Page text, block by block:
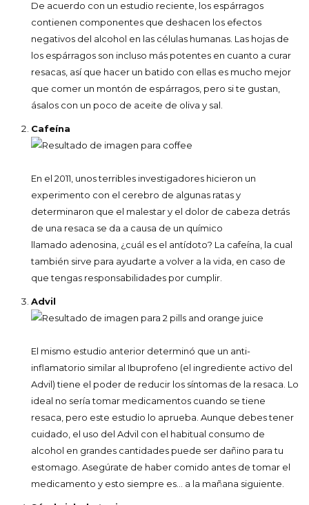
De acuerdo con un estudio reciente, los espárragos
contienen componentes que deshacen los efectos
negativos del alcohol en las células humanas. Las hojas de
los espárragos son incluso más potentes en cuanto a curar
resacas, así que hacer un batido con ellas es mucho mejor
que comer un montón de espárragos, pero si te gustan,
ásalos con un poco de aceite de oliva y sal.
Cafeína
En el 2011, unos terribles investigadores hicieron un
experimento con el cerebro de algunas ratas y
determinaron que el malestar y el dolor de cabeza detrás
de una resaca se da a causa de un químico
llamado adenosina, ¿cuál es el antídoto? La cafeína, la cual
también sirve para ayudarte a volver a la vida, en caso de
que tengas responsabilidades por cumplir.
Advil
El mismo estudio anterior determinó que un anti-
inflamatorio similar al Ibuprofeno (el ingrediente activo del
Advil) tiene el poder de reducir los síntomas de la resaca. Lo
ideal no sería tomar medicamentos cuando se tiene
resaca, pero este estudio lo aprueba. Aunque debes tener
cuidado, el uso del Advil con el habitual consumo de
alcohol en grandes cantidades puede ser dañino para tu
estomago. Asegúrate de haber comido antes de tomar el
medicamento y esto siempre es… a la mañana siguiente.